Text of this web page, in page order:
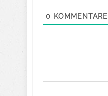
0 KOMMENTARE